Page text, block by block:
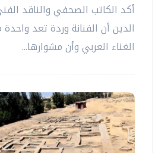
أكد الكاتب الصحفي والناقد
الدين أن الفنانة وردة تعد
الغناء العربي وأن مشوارها...